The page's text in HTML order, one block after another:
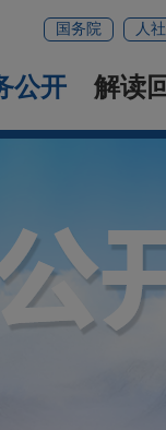
国务院 人
公开 解读